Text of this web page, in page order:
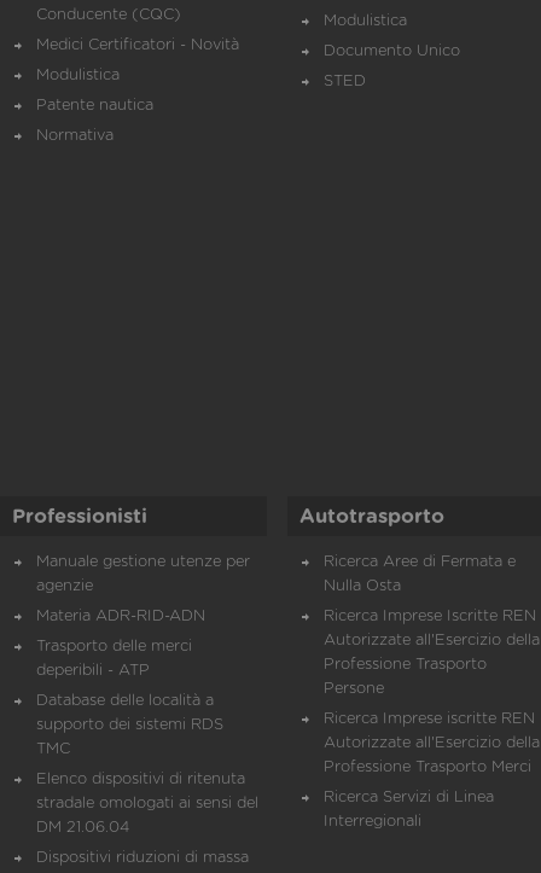
Conducente (CQC)
Medici Certificatori - Novità
Modulistica
Patente nautica
Normativa
Modulistica
Documento Unico
STED
Professionisti
Manuale gestione utenze per
agenzie
Materia ADR-RID-ADN
Trasporto delle merci
deperibili - ATP
Database delle località a
supporto dei sistemi RDS
TMC
Elenco dispositivi di ritenuta
stradale omologati ai sensi del
DM 21.06.04
Dispositivi riduzioni di massa
Autotrasporto
Ricerca Aree di Fermata e
Nulla Osta
Ricerca Imprese Iscritte REN
Autorizzate all'Esercizio della
Professione Trasporto
Persone
Ricerca Imprese iscritte REN
Autorizzate all'Esercizio della
Professione Trasporto Merci
Ricerca Servizi di Linea
Interregionali